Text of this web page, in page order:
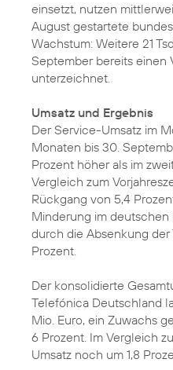
einsetzt, nutzen
August gestartete
Wachstum: Weitere 21
September bereits einen
unterzeichnet.
Umsatz und Ergebnis
Der Service-Umsatz im
Monaten bis 30.
Prozent höher als im
Vergleich zum
Rückgang von 5,4
Minderung im deutschen
durch die Absenkung
Prozent.
Der konsolidierte
Telefónica Deutschland
Mio. Euro, ein Zuwachs
6 Prozent. Im Vergleich
Umsatz noch um 1,8